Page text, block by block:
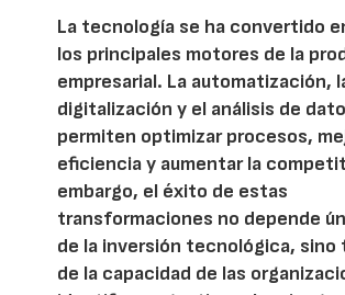
La tecnología se ha convertido
los principales motores de la
empresarial. La automatización,
digitalización y el análisis de
permiten optimizar procesos,
eficiencia y aumentar la
embargo, el éxito de estas
transformaciones no depende
de la inversión tecnológica, sino
de la capacidad de las